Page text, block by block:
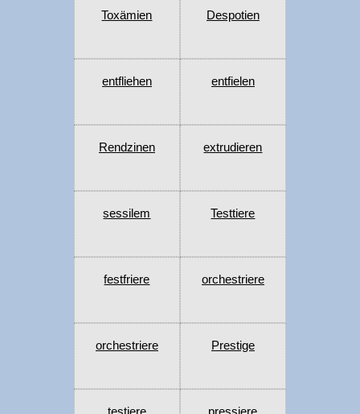
Toxämien Despotien
entfliehen entfielen
Rendzinen extrudieren
sessilem Testtiere
festfriere orchestriere
orchestriere Prestige